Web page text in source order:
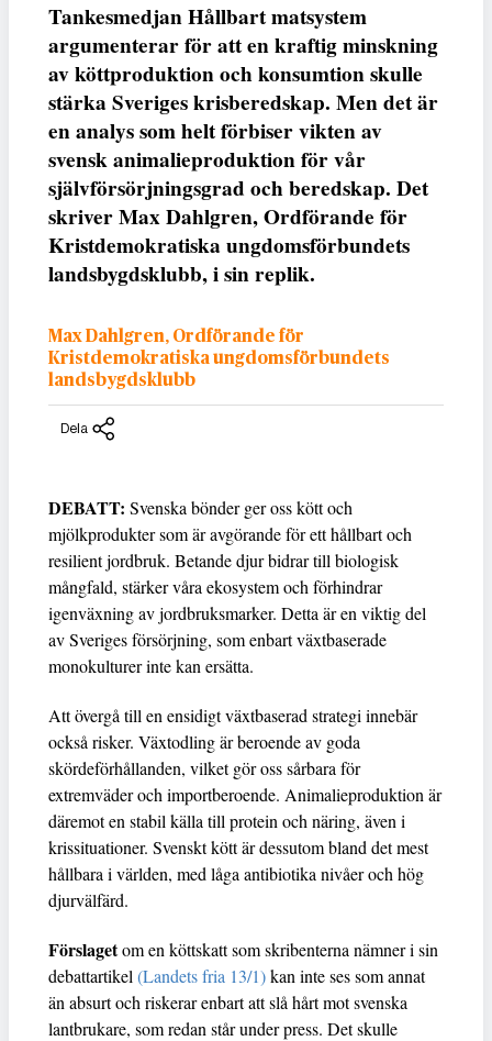
Tankesmedjan Hållbart matsystem
argumenterar för att en kraftig minskning
av köttproduktion och konsumtion skulle
stärka Sveriges krisberedskap. Men det är
en analys som helt förbiser vikten av
svensk animalieproduktion för vår
självförsörjningsgrad och beredskap. Det
skriver Max Dahlgren, Ordförande för
Kristdemokratiska ungdomsförbundets
landsbygdsklubb, i sin replik.
Max Dahlgren, Ordförande för
Kristdemokratiska ungdomsförbundets
landsbygdsklubb
Dela
DEBATT: Svenska bönder ger oss kött och
mjölkprodukter som är avgörande för ett hållbart och
resilient jordbruk. Betande djur bidrar till biologisk
mångfald, stärker våra ekosystem och förhindrar
igenväxning av jordbruksmarker. Detta är en viktig del
av Sveriges försörjning, som enbart växtbaserade
monokulturer inte kan ersätta.
Att övergå till en ensidigt växtbaserad strategi innebär
också risker. Växtodling är beroende av goda
skördeförhållanden, vilket gör oss sårbara för
extremväder och importberoende. Animalieproduktion är
däremot en stabil källa till protein och näring, även i
krissituationer. Svenskt kött är dessutom bland det mest
hållbara i världen, med låga antibiotika nivåer och hög
djurvälfärd.
Förslagetom en köttskatt som skribenterna nämner i sin
debattartikel (Landets fria 13/1)kan inte ses som annat
än absurt och riskerar enbart att slå hårt mot svenska
lantbrukare, som redan står under press. Det skulle